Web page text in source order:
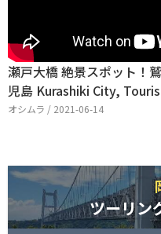
瀬戸大橋 絶景スポット！
児島 Kurashiki City,
オシムラ / 2021-06-14
ツーリン